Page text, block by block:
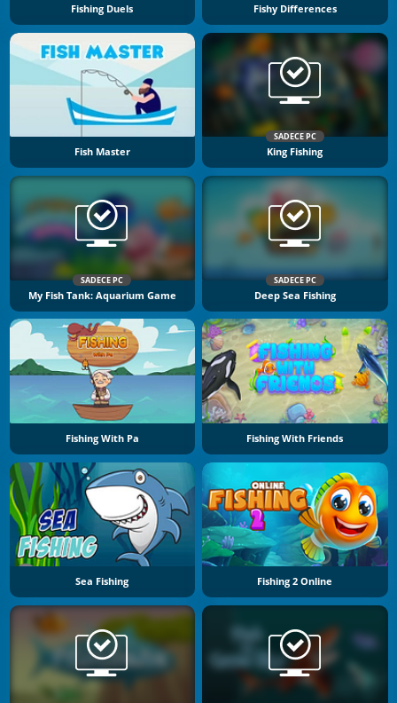
Fishing Duels Fishy Differences
Fish Master
SADECE PC
King Fishing
SADECE PC
My Fish Tank: Aquarium Game
SADECE PC
Deep Sea Fishing
Fishing With Pa Fishing With Friends
Sea Fishing Fishing 2 Online